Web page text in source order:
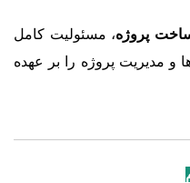
پروژه، مسئولیت کامل
و مدیریت پروژه را بر عهده